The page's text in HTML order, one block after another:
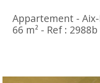
Appartement -
66 m² - Ref : 2988b